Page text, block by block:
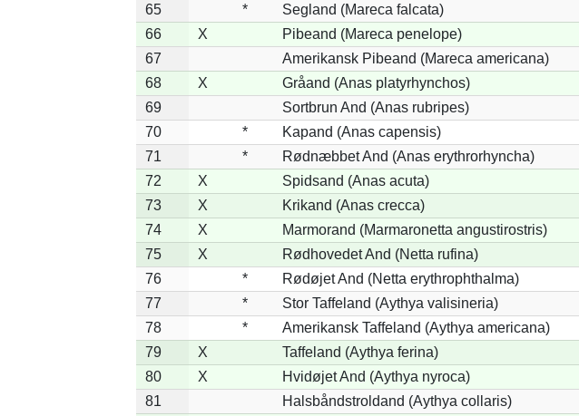
65
*
Segland (Mareca falcata)
66
X
Pibeand (Mareca penelope)
67
Amerikansk Pibeand (Mareca americana)
68
X
Gråand (Anas platyrhynchos)
69
Sortbrun And (Anas rubripes)
70
*
Kapand (Anas capensis)
71
*
Rødnæbbet And (Anas erythrorhyncha)
72
X
Spidsand (Anas acuta)
73
X
Krikand (Anas crecca)
74
X
Marmorand (Marmaronetta angustirostris)
75
X
Rødhovedet And (Netta rufina)
76
*
Rødøjet And (Netta erythrophthalma)
77
*
Stor Taffeland (Aythya valisineria)
78
*
Amerikansk Taffeland (Aythya americana)
79
X
Taffeland (Aythya ferina)
80
X
Hvidøjet And (Aythya nyroca)
81
Halsbåndstroldand (Aythya collaris)